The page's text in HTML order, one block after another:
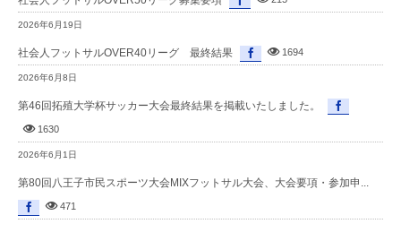
2026年6月19日
社会人フットサルOVER40リーグ 最終結果 1694
2026年6月8日
第46回拓殖大学杯サッカー大会最終結果を掲載いたしました。
1630
2026年6月1日
第80回八王子市民スポーツ大会MIXフットサル大会、大会要項・参加申...
471